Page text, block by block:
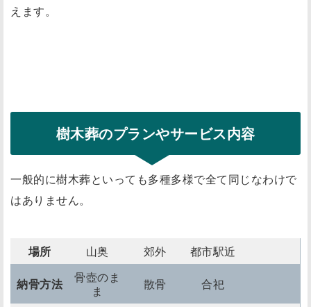
えます。
樹木葬のプランやサービス内容
一般的に樹木葬といっても多種多様で全て同じなわけで
はありません。
場所 山奥 郊外 都市駅近
納骨方法
骨壺のま
ま
散骨 合祀